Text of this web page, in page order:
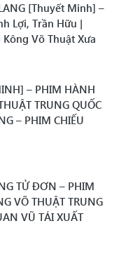
[Thuyết Minh] –
Lợi, Trần Hữu |
Võ Thuật Xưa
– PHIM HÀNH
TRUNG QUỐC
– PHIM CHIẾU
TỬ ĐƠN – PHIM
VÕ THUẬT TRUNG
VŨ TÁI XUẤT